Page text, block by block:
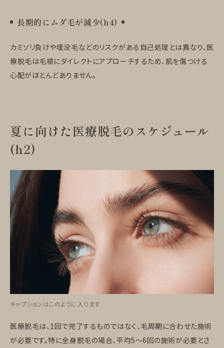
長期的にムダ毛が減少(h4)
カミソリ負けや埋没毛などのリスクがある自己処理とは異なり、医
療脱毛は毛根にダイレクトにアプローチするため、肌を傷つける
心配がほとんどありません。
夏に向けた医療脱毛のスケジュール
(h2)
キャプションはこのように入ります
医療脱毛は、1回で完了するものではなく、毛周期に合わせた施術
が必要です。特に全身脱毛の場合、平均5〜6回の施術が必要とさ